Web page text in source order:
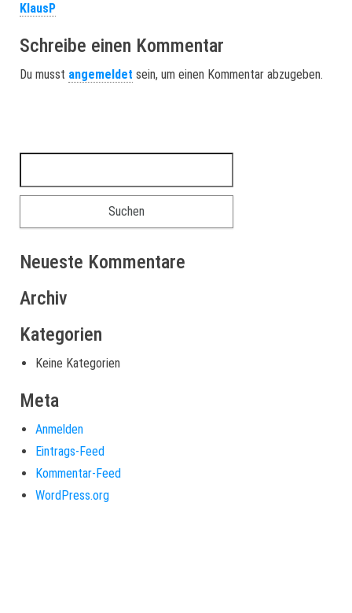
KlausP
Schreibe einen Kommentar
Du musst angemeldet sein, um einen Kommentar abzugeben.
Neueste Kommentare
Archiv
Kategorien
Keine Kategorien
Meta
Anmelden
Eintrags-Feed
Kommentar-Feed
WordPress.org